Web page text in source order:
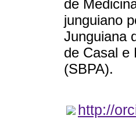
de
junguiano
Junguiana
de Casal e
(SBPA).
http://